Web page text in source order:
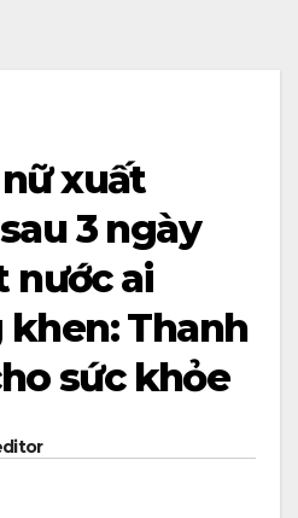
xuất
3 ngày
nước ai
Thanh
sức khỏe